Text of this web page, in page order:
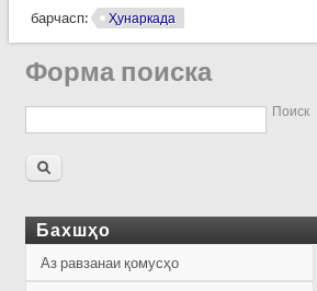
барчасп: Ҳунаркада
Форма поиска
Поиск
Бахшҳо
Аз равзанаи қомусҳо